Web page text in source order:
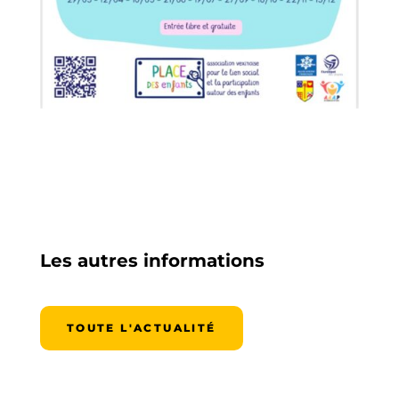
Les autres informations
TOUTE L'ACTUALITÉ